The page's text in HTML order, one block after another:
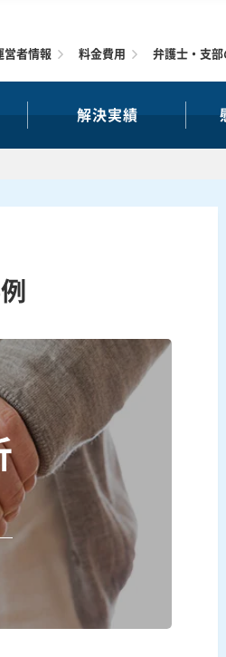
解決実績
営者情報 料金費用 弁護士・支部